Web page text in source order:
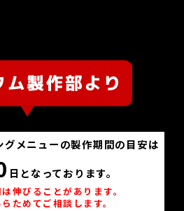
グメニューの製作期間の目安は
日となっております。
伸びることがあります。
ためてご相談します。